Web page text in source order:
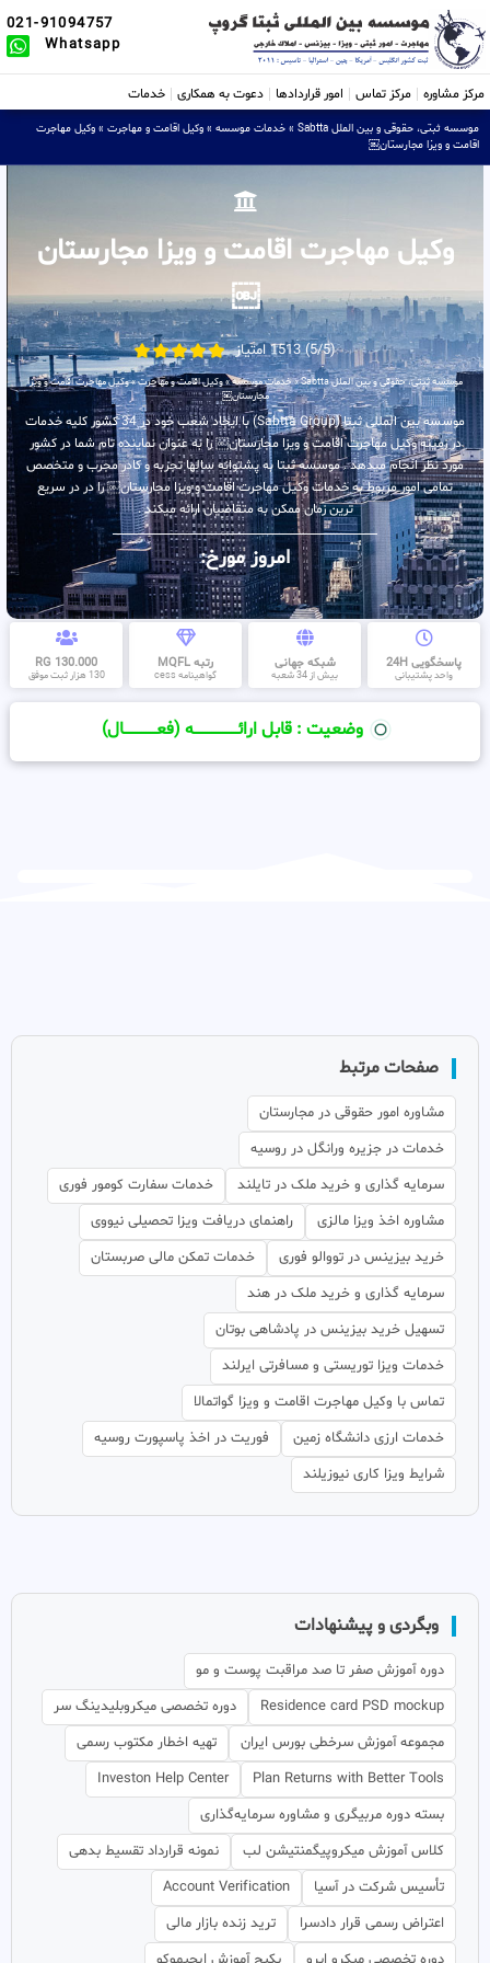
021-91094757
Whatsapp
مرکز مشاوره مرکز تماس امور قراردادها دعوت به همکاری خدمات
موسسه ثبتی، حقوقی و بین الملل Sabtta » خدمات موسسه » وکیل اقامت و مهاجرت » وکیل مهاجرت
اقامت و ویزا مجارستان￼
وکیل مهاجرت اقامت و ویزا مجارستان
￼
(5/5) 1513 امتیاز
موسسه ثبتی، حقوقی و بین الملل Sabtta »خدمات موسسه»وکیل اقامت و مهاجرت»وکیل مهاجرت اقامت و ویزا
مجارستان￼
موسسه بین المللی ثبتا (Sabtta Group) با ایجاد شعب خود در 34 کشور کلیه خدمات
در زمینه وکیل مهاجرت اقامت و ویزا مجارستان￼ را به عنوان نماینده تام شما در کشور
مورد نظر انجام میدهد . موسسه ثبتا به پشتوانه سالها تجربه و کادر مجرب و متخصص
تمامی امور مربوط به خدمات وکیل مهاجرت اقامت و ویزا مجارستان￼ را در در سریع
ترین زمان ممکن به متقاضیان ارائه میکند .
امروز مورخ:
پاسخگویی 24H
واحد پشتیبانی
شبکه جهانی
بیش از 34 شعبه
رتبه MQFL
گواهینامه cess
130.000 RG
130 هزار ثبت موفق
وضعیت : قابل ارائــــــــــــــــــــه (فعـــــــــــــــال)
صفحات مرتبط
مشاوره امور حقوقی در مجارستان
خدمات در جزیره ورانگل در روسیه
سرمایه گذاری و خرید ملک در تایلند
خدمات سفارت کومور فوری
مشاوره اخذ ویزا مالزی
راهنمای دریافت ویزا تحصیلی نیووی
خرید بیزینس در تووالو فوری
خدمات تمکن مالی صربستان
سرمایه گذاری و خرید ملک در هند
تسهیل خرید بیزینس در پادشاهی بوتان
خدمات ویزا توریستی و مسافرتی ایرلند
تماس با وکیل مهاجرت اقامت و ویزا گواتمالا
خدمات ارزی دانشگاه زمین
فوریت در اخذ پاسپورت روسیه
شرایط ویزا کاری نیوزیلند
وبگردی و پیشنهادات
دوره آموزش صفر تا صد مراقبت پوست و مو
Residence card PSD mockup
دوره تخصصی میکروبلیدینگ سر
مجموعه آموزش سرخطی بورس ایران
تهیه اخطار مکتوب رسمی
Plan Returns with Better Tools
Investon Help Center
بسته دوره مربیگری و مشاوره سرمایه‌گذاری
کلاس آموزش میکروپیگمنتیشن لب
نمونه قرارداد تقسیط بدهی
تأسیس شرکت در آسیا
Account Verification
اعتراض رسمی قرار دادسرا
ترید زنده بازار مالی